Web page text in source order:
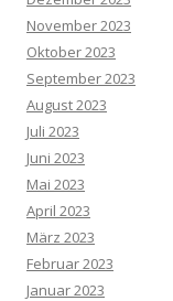
November 2023
Oktober 2023
September 2023
August 2023
Juli 2023
Juni 2023
Mai 2023
April 2023
März 2023
Februar 2023
Januar 2023